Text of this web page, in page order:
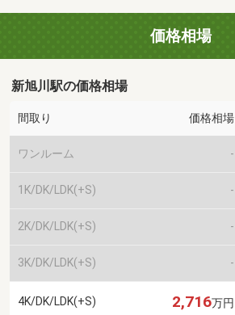
価格相場
新旭川駅の価格相場
間取り 価格相場
ワンルーム -
1K/DK/LDK(+S) -
2K/DK/LDK(+S) -
3K/DK/LDK(+S) -
4K/DK/LDK(+S) 2,716万円